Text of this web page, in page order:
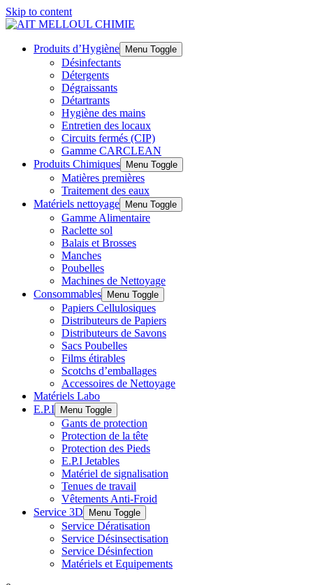
Skip to content
Produits d’Hygiène Menu Toggle
Désinfectants
Détergents
Dégraissants
Détartrants
Hygiène des mains
Entretien des locaux
Circuits fermés (CIP)
Gamme CARCLEAN
Produits Chimiques
Menu Toggle
Matières premières
Traitement des eaux
Matériels nettoyage
Menu Toggle
Gamme Alimentaire
Raclette sol
Balais et Brosses
Manches
Poubelles
Machines de Nettoyage
Consommables
Menu Toggle
Papiers Cellulosiques
Distributeurs de Papiers
Distributeurs de Savons
Sacs Poubelles
Films étirables
Scotchs d’emballages
Accessoires de Nettoyage
Matériels Labo
E.P.I
Menu Toggle
Gants de protection
Protection de la tête
Protection des Pieds
E.P.I Jetables
Matériel de signalisation
Tenues de travail
Vêtements Anti-Froid
Service 3D
Menu Toggle
Service Dératisation
Service Désinsectisation
Service Désinfection
Matériels et Equipements